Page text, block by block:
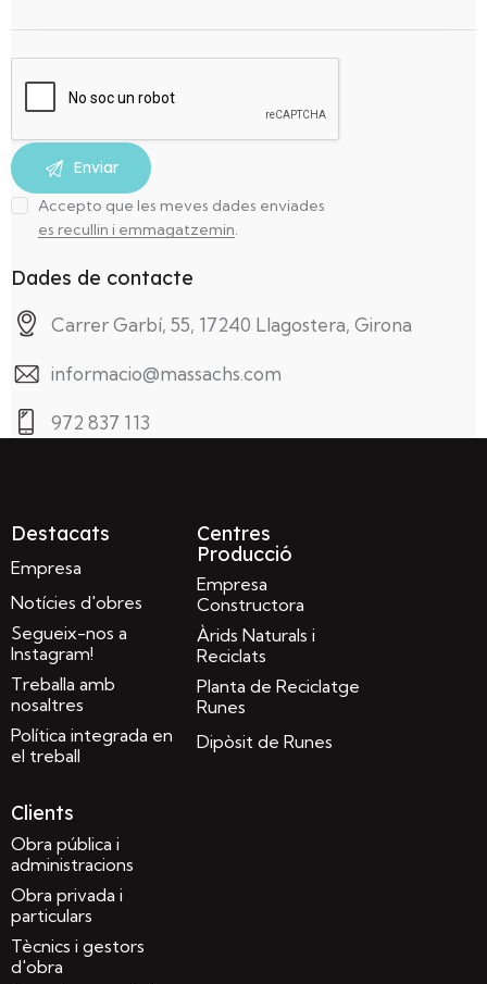
Accepto que les meves dades enviades
es recullin i emmagatzemin.
Dades de contacte
Carrer Garbí, 55, 17240 Llagostera, Girona
informacio@massachs.com
972 837 113
Destacats
Empresa
Notícies d'obres
Segueix-nos a
Instagram!
Treballa amb
nosaltres
Política integrada en
el treball
Centres
Producció
Empresa
Constructora
Àrids Naturals i
Reciclats
Planta de Reciclatge
Runes
Dipòsit de Runes
Clients
Obra pública i
administracions
Obra privada i
particulars
Tècnics i gestors
d'obra